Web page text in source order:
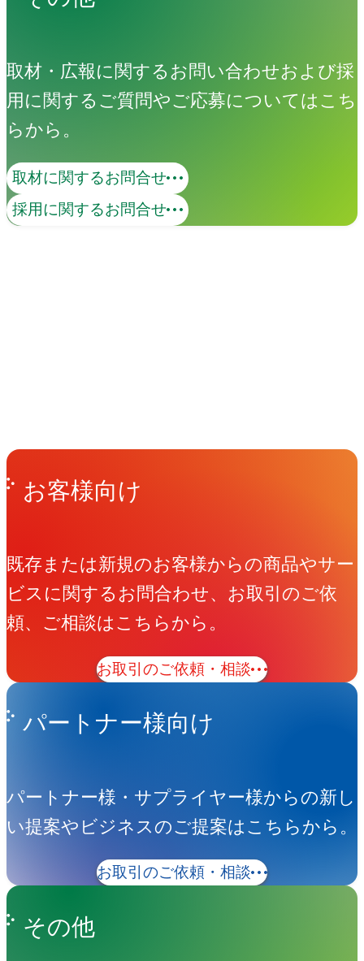
取材・広報に関するお問い合わせおよび採
用に関するご質問やご応募についてはこち
らから。
取材に関するお問合せ
採用に関するお問合せ
Get in Touchお問い合わせ
お客様向け
既存または新規のお客様からの商品やサー
ビスに関するお問合わせ、お取引のご依
頼、ご相談はこちらから。
お取引のご依頼・相談
パートナー様向け
パートナー様・サプライヤー様からの新し
い提案やビジネスのご提案はこちらから。
お取引のご依頼・相談
その他